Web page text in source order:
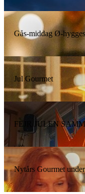
Gås-middag Ø-
Jul Gourmet
FEJR JULEN
Nytårs Gourmet